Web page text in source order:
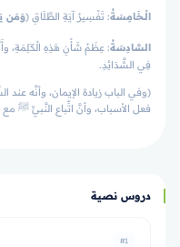
الْـخَامِسَةُ: تَفْسِيرُ آيَةِ الطَّلَاقِ ﴿وَمَن
السَّادِسَةُ: عِظَمُ شَأْنِ هَذِهِ الْكَلِمَةِ،
فِي الشَّدَائِدِ.
فعل الأسباب، وأنَّ اتِّباع النَّبيِّ ﷺ
دروس نصية
#1